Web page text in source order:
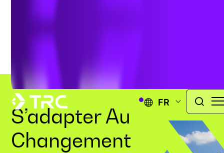
FR
S’adapter Au
Changement